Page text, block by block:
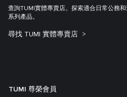
查詢TUMI實體專賣店。探索適合日常公務
系列產品。
尋找 TUMI 實體專賣店
TUMI 尊榮會員